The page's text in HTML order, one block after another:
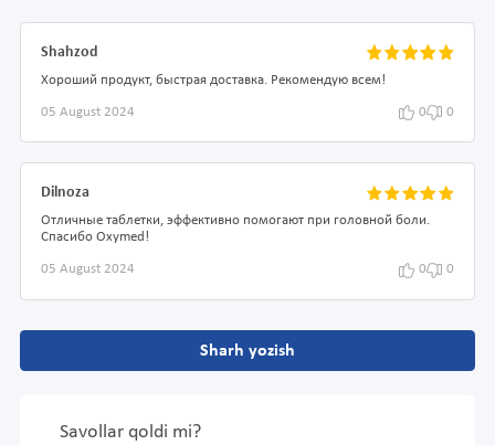
Shahzod
Хороший продукт, быстрая доставка. Рекомендую всем!
05 August 2024 0 0
Dilnoza
Отличные таблетки, эффективно помогают при головной боли.
Спасибо Oxymed!
05 August 2024 0 0
Sharh yozish
Savollar qoldi mi?